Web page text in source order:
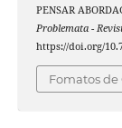
PENSAR
Problemata -
https://doi.org/
Fomatos de